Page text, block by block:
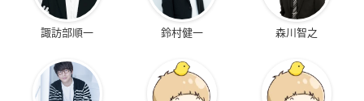
諏訪部順一 鈴村健一 森川智之